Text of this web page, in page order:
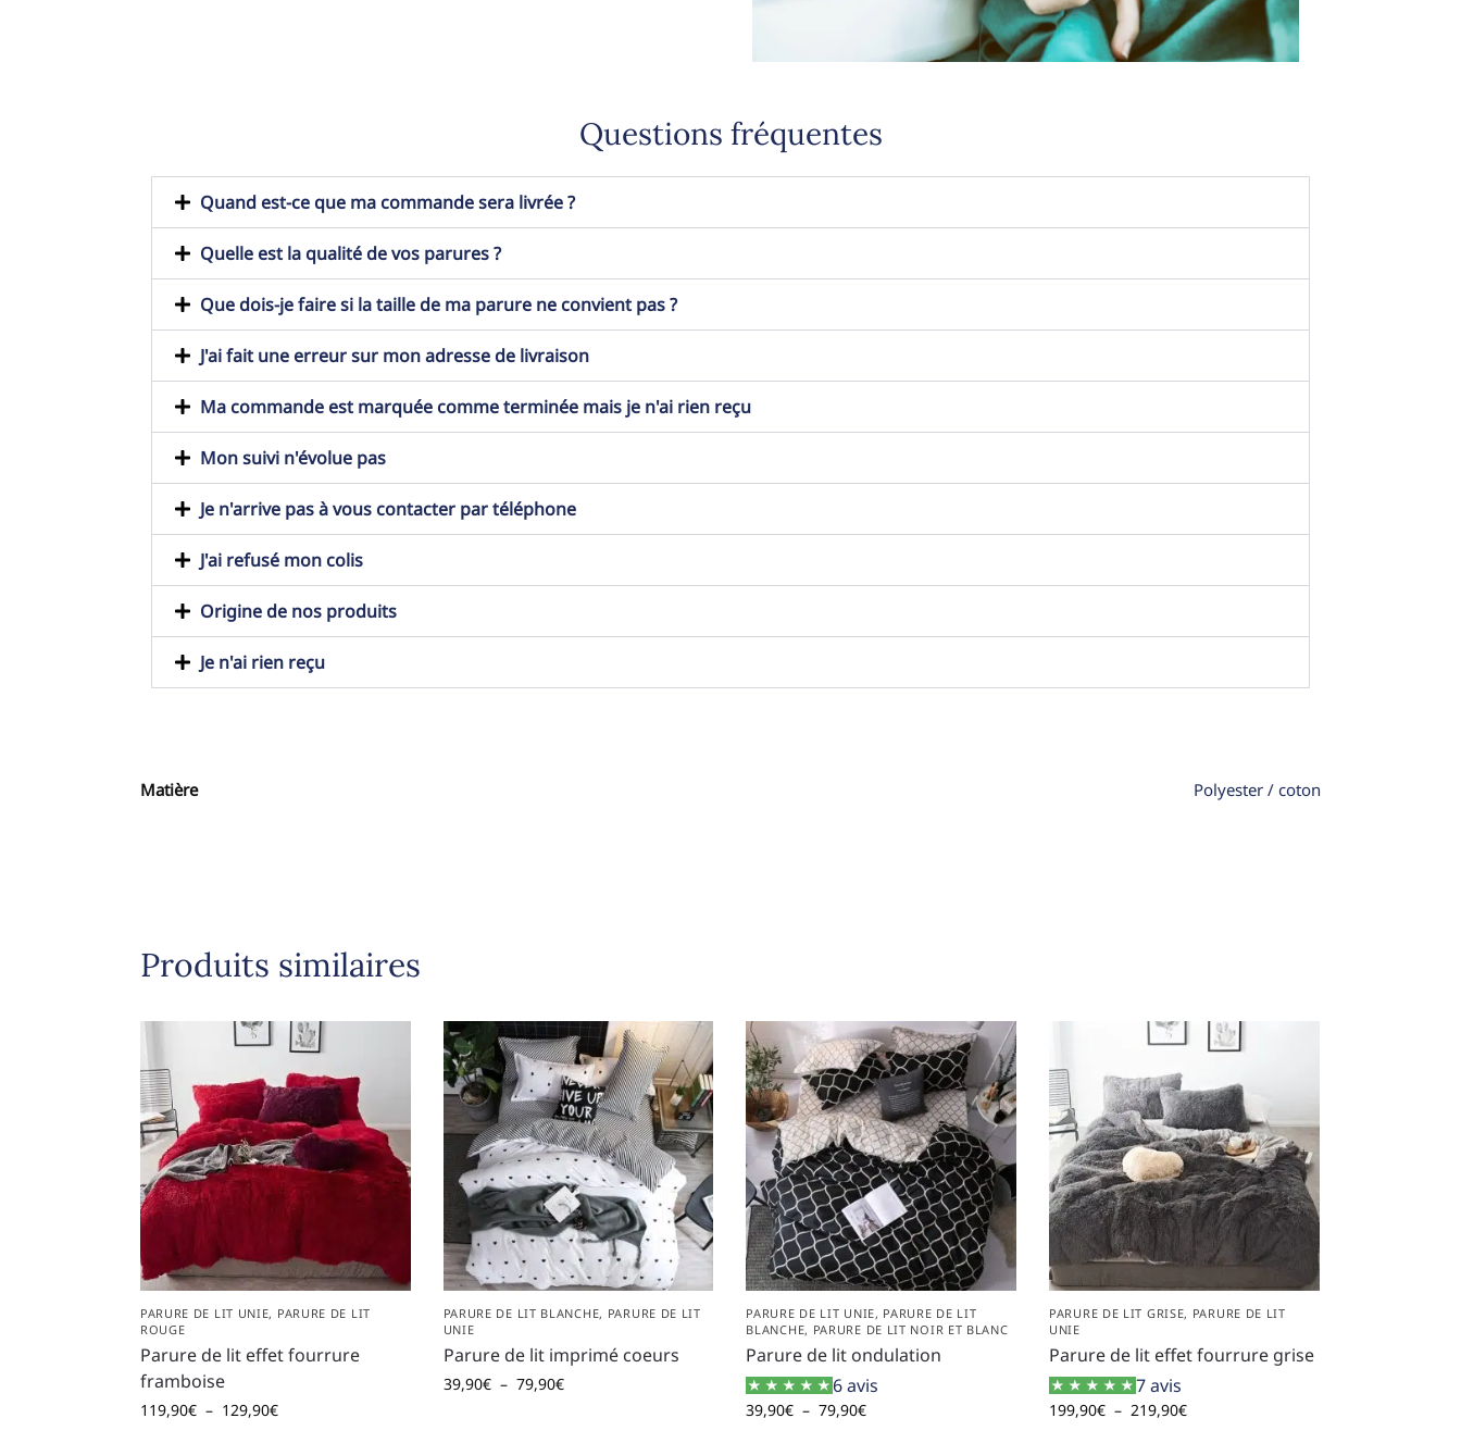
Questions fréquentes
Quand est-ce que ma commande sera livrée ?
Quelle est la qualité de vos parures ?
Que dois-je faire si la taille de ma parure ne convient pas ?
J'ai fait une erreur sur mon adresse de livraison
Ma commande est marquée comme terminée mais je n'ai rien reçu
Mon suivi n'évolue pas
Je n'arrive pas à vous contacter par téléphone
J'ai refusé mon colis
Origine de nos produits
Je n'ai rien reçu
Matière Polyester / coton
Produits similaires
PARURE DE LIT UNIE, PARURE DE LIT
ROUGE
Parure de lit effet fourrure
framboise
119,90€ – 129,90€
PARURE DE LIT BLANCHE, PARURE DE LIT
UNIE
Parure de lit imprimé coeurs
39,90€ – 79,90€
PARURE DE LIT UNIE, PARURE DE LIT
BLANCHE, PARURE DE LIT NOIR ET BLANC
Parure de lit ondulation
6 avis
39,90€ – 79,90€
PARURE DE LIT GRISE, PARURE DE LIT
UNIE
Parure de lit effet fourrure grise
7 avis
199,90€ – 219,90€